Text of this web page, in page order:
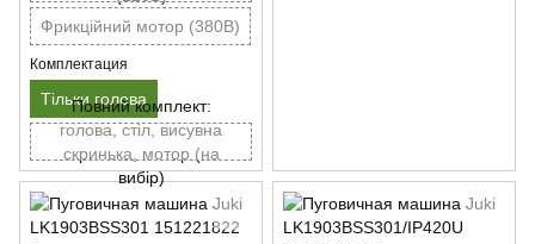
Фрикційний мотор (380В)
Комплектация
Тільки голова
Повний комплект:
голова, стіл, висувна
скринька, мотор (на
вибір)